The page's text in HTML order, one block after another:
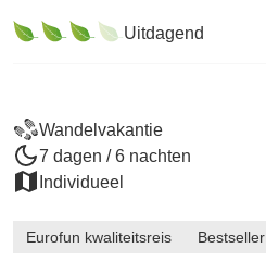
Wandelvakantie
7 dagen / 6 nachten
Individueel
Eurofun kwaliteitsreis Bestseller
Uitdagend